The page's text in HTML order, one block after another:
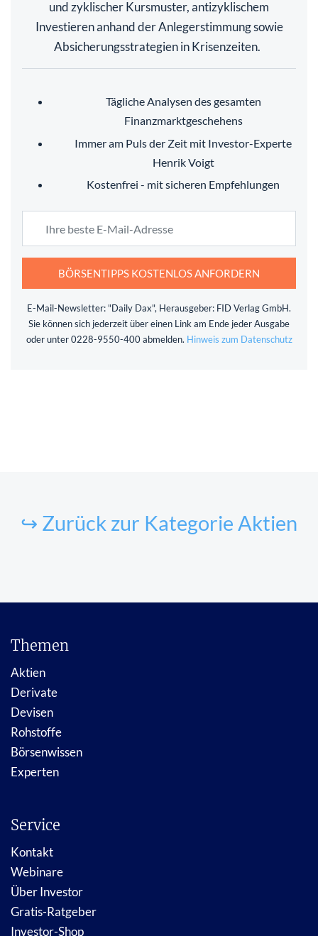
und zyklischer Kursmuster, antizyklischem
Investieren anhand der Anlegerstimmung sowie
Absicherungsstrategien in Krisenzeiten.
Tägliche Analysen des gesamten
Finanzmarktgeschehens
Immer am Puls der Zeit mit Investor-Experte
Henrik Voigt
Kostenfrei - mit sicheren Empfehlungen
BÖRSENTIPPS KOSTENLOS ANFORDERN
E-Mail-Newsletter: "Daily Dax", Herausgeber: FID Verlag GmbH.
Sie können sich jederzeit über einen Link am Ende jeder Ausgabe
oder unter 0228-9550-400 abmelden. Hinweis zum Datenschutz
↪ Zurück zur Kategorie Aktien
Themen
Aktien
Derivate
Devisen
Rohstoffe
Börsenwissen
Experten
Service
Kontakt
Webinare
Über Investor
Gratis-Ratgeber
Investor-Shop